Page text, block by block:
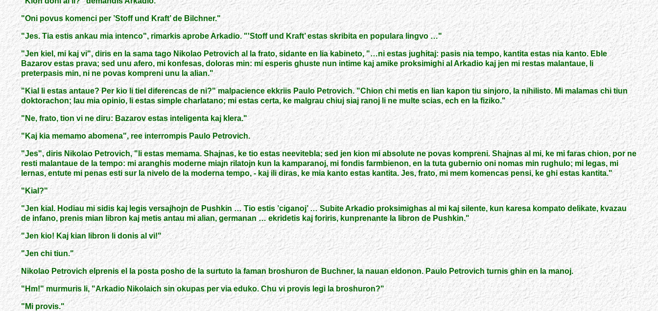
"Oni povus komenci per ’Stoff und Kraft’ de Bilchner."
"Jes. Tia estis ankau mia intenco", rimarkis aprobe Arkadio. "'Stoff und Kraft’ estas skribita en populara lingvo …"
"Jen kiel, mi kaj vi", diris en la sama tago Nikolao Petrovich al la frato, sidante en lia kabineto, "…ni estas jughitaj: pasis nia tempo, kantita estas nia kanto. Eble
Bazarov estas prava; sed unu afero, mi konfesas, doloras min: mi esperis ghuste nun intime kaj amike proksimighi al Arkadio kaj jen mi restas malantaue, li
preterpasis min, ni ne povas kompreni unu la alian."
"Kial li estas antaue? Per kio li tiel diferencas de ni?"malpacience ekkriis Paulo Petrovich."Chion chi metis en lian kapon tiu sinjoro, la nihilisto. Mi malamas chi tiun
doktorachon; lau mia opinio, li estas simple charlatano; mi estas certa, ke malgrau chiuj siaj ranoj li ne multe scias, ech en la fiziko."
" Ne, frato, tion vi ne diru: Bazarov estas inteligenta kaj klera."
" Kaj kia memamo abomena", ree interrompis Paulo Petrovich.
"Jes", diris Nikolao Petrovich, "li estas memama. Shajnas, ke tio estas neevitebla; sed jen kion mi absolute ne povas kompreni. Shajnas al mi, ke mi faras chion, por ne
resti malantaue de la tempo: mi aranghis moderne miajn rilatojn kun la kamparanoj, mi fondis farmbienon, en la tuta gubernio oni nomas min rughulo; mi legas, mi
lernas, entute mi penas esti sur la nivelo de la moderna tempo,-kaj ili diras, ke mia kanto estas kantita. Jes, frato, mi mem komencas pensi, ke ghi estas kantita."
"Kial?"
"Jen kial. Hodiau mi sidis kaj legis versajhojn de Pushkin … Tio estis ’ciganoj’ … Subite Arkadio proksimighas al mi kaj silente, kun karesa kompato delikate, kvazau
de infano, prenis mian libron kaj metis antau mi alian, germanan … ekridetis kaj foriris, kunprenante la libron de Pushkin."
"Jen kio! Kaj kian libron li donis al vi!"
"Jen chi tiun."
Nikolao Petrovich elprenis el la posta posho de la surtuto la faman broshuron de Buchner, la nauan eldonon. Paulo Petrovich turnis ghin en la manoj.
"Hm!" murmuris li,"Arkadio Nikolaich sin okupas per via eduko. Chu vi provis legi la broshuron?"
"Mi provis."